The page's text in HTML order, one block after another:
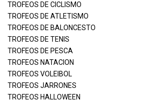
TROFEOS DE CICLISMO
TROFEOS DE ATLETISMO
TROFEOS DE BALONCESTO
TROFEOS DE TENIS
TROFEOS DE PESCA
TROFEOS NATACION
TROFEOS VOLEIBOL
TROFEOS JARRONES
TROFEOS HALLOWEEN